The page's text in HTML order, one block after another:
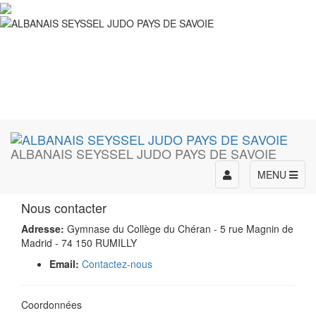
ALBANAIS SEYSSEL JUDO PAYS DE SAVOIE
MENU
Toggle
navigation
Nous contacter
Adresse: Gymnase du Collège du Chéran - 5 rue Magnin de
Madrid - 74 150 RUMILLY
Email: Contactez-nous
Coordonnées